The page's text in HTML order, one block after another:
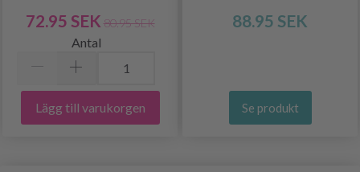
72.95 SEK 80.95 SEK
Antal
Lägg till varukorgen
88.95 SEK
Se produkt